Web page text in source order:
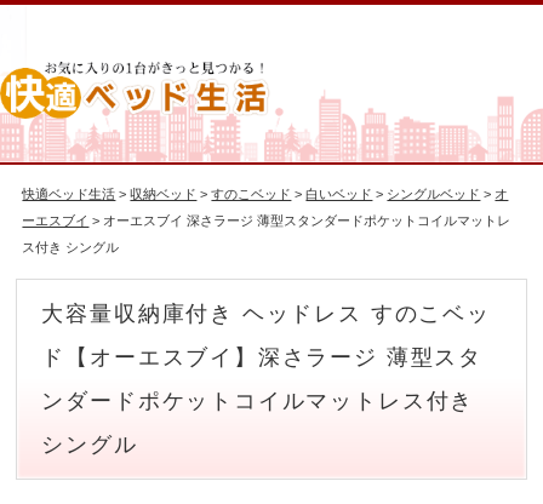
快適ベッド生活 >収納ベッド >すのこベッド >白いベッド > シングルベッド > オ
ーエスブイ > オーエスブイ 深さラージ 薄型スタンダードポケットコイルマットレ
ス付き シングル
大容量収納庫付き ヘッドレス すのこベッ
ド【オーエスブイ】深さラージ 薄型スタ
ンダードポケットコイルマットレス付き
シングル